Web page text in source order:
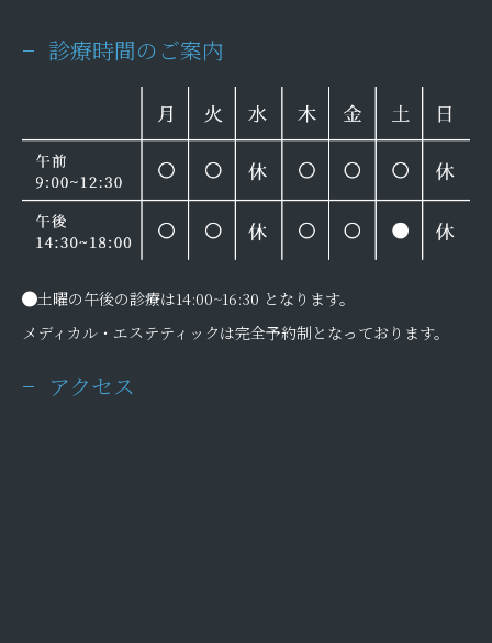
診療時間のご案内
土曜の午後の診療は14:00~16:30 となります。
メディカル・エステティックは完全予約制となっております。
アクセス